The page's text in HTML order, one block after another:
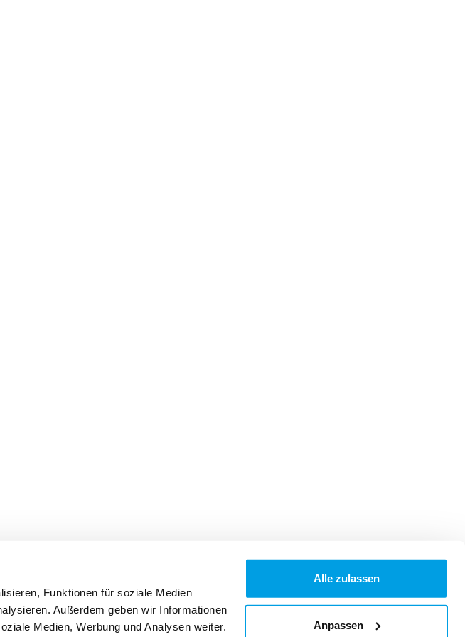
Funktionen für soziale Medien
Außerdem geben wir Informationen
Medien, Werbung und Analysen weiter.
Alle zulassen
Anpassen